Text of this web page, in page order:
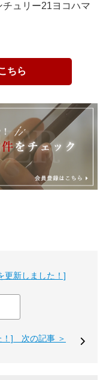
ュリー21ヨコハマ
ちら
更新しました！]
！] 次の記事 ＞